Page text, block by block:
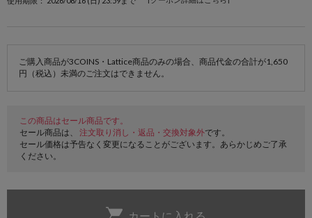
ご購入商品が3COINS・Lattice商品のみの場合、商品代金の合計が1,650
円（税込）未満のご注文はできません。
この商品はセール商品です。
セール商品は、 注文取り消し・返品・交換対象外です。
セール価格は予告なく変更になることがございます。あらかじめご了承
ください。